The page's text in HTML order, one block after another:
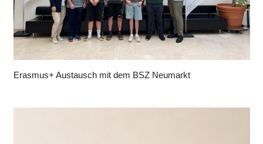
Erasmus+ Austausch mit dem BSZ Neumarkt